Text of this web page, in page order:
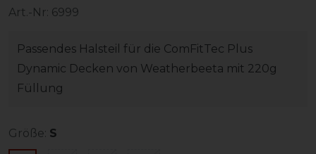
Art.-Nr: 6999
Passendes Halsteil für die ComFitTec Plus
Dynamic Decken von Weatherbeeta mit 220g
Füllung
Größe: S